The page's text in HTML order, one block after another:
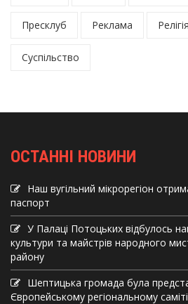
Пресклуб Реклама Релігія
Суспільство
ОСТАННІ НОВИНИ
Наш вугільний мікрорегіон
паспорт
У Палаці Потоцьких відбулось
культури та майстрів народного
району
Шептицька громада була
Європейському регіональному